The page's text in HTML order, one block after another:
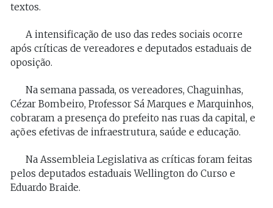
textos.
A intensificação de uso das redes sociais ocorre
após críticas de vereadores e deputados estaduais de
oposição.
Na semana passada, os vereadores, Chaguinhas,
Cézar Bombeiro, Professor Sá Marques e Marquinhos,
cobraram a presença do prefeito nas ruas da capital, e
ações efetivas de infraestrutura, saúde e educação.
Na Assembleia Legislativa as críticas foram feitas
pelos deputados estaduais Wellington do Curso e
Eduardo Braide.